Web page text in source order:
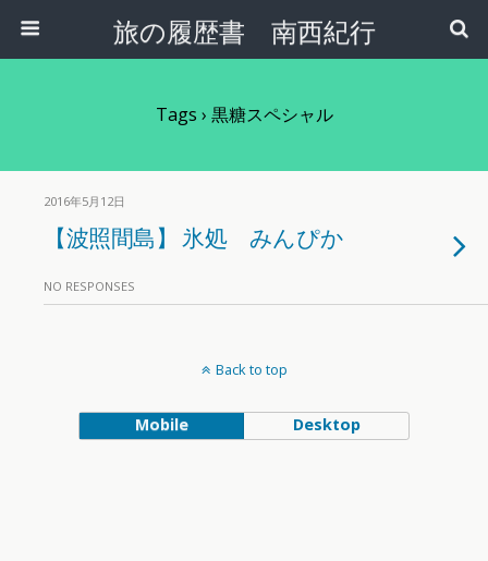
旅の履歴書 南西紀行
Tags › 黒糖スペシャル
2016年5月12日
【波照間島】 氷処 みんぴか
NO RESPONSES
Back to top
Mobile Desktop